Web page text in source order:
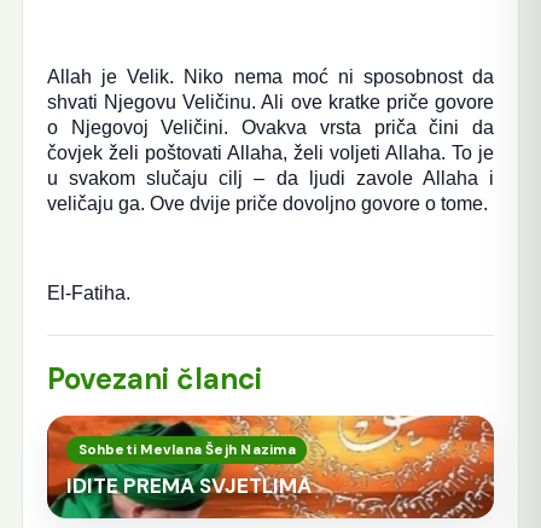
Allah je Velik. Niko nema moć ni sposobnost da
shvati Njegovu Veličinu. Ali ove kratke priče govore
o Njegovoj Veličini. Ovakva vrsta priča čini da
čovjek želi poštovati Allaha, želi voljeti Allaha. To je
u svakom slučaju cilj – da ljudi zavole Allaha i
veličaju ga. Ove dvije priče dovoljno govore o tome.
El-Fatiha.
Povezani članci
Sohbeti Mevlana Šejh Nazima
IDITE PREMA SVJETLIMA